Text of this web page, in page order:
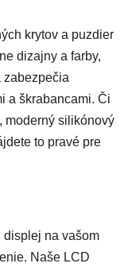
krytov a puzdier
dizajny a farby,
zabezpečia
a škrabancami. Či
moderný silikónový
to pravé pre
na vašom
Naše LCD